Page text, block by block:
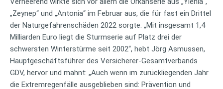
„Zeynep“ und „Antonia“ im Februar aus, die für fast ein Drittel
der Naturgefahrenschäden 2022 sorgte. „Mit insgesamt 1,4
Milliarden Euro liegt die Sturmserie auf Platz drei der
schwersten Winterstürme seit 2002“, hebt Jörg Asmussen,
Hauptgeschäftsführer des Versicherer-Gesamtverbands
GDV, hervor und mahnt: „Auch wenn im zurückliegenden Jahr
die Extremregenfälle ausgeblieben sind: Prävention und